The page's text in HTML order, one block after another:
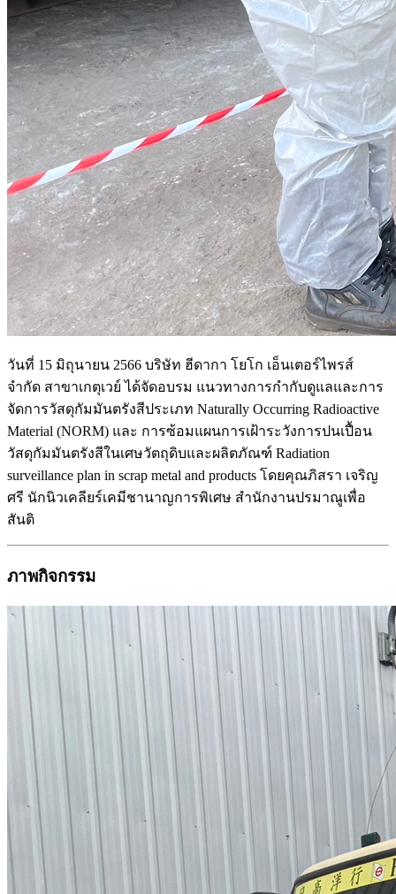
วันที่ 15 มิถุนายน 2566 บริษัท ฮีดากา โยโก เอ็นเตอร์ไพรส์
จำกัด สาขาเกตุเวย์ ได้จัดอบรม แนวทางการกำกับดูแลและการ
จัดการวัสดุกัมมันตรังสีประเภท Naturally Occurring Radioactive
Material (NORM) และ การซ้อมแผนการเฝ้าระวังการปนเปื้อน
วัสดุกัมมันตรังสีในเศษวัตถุดิบและผลิตภัณฑ์ Radiation
surveillance plan in scrap metal and products โดยคุณภิสรา เจริญ
ศรี นักนิวเคลียร์เคมีชานาญการพิเศษ สำนักงานปรมาณูเพื่อ
สันติ
ภาพกิจกรรม